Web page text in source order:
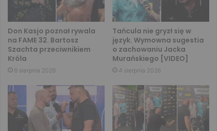
Don Kasjo poznał rywala
na FAME 32. Bartosz
Szachta przeciwnikiem
Króla
6 sierpnia 2026
Tańcula nie gryzł się w
język. Wymowna sugestia
o zachowaniu Jacka
Murańskiego [VIDEO]
4 sierpnia 2026